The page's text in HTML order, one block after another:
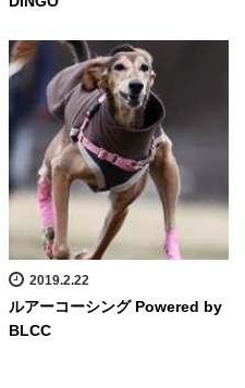
2019.2.22
ルアーコーシング Powered by
BLCC